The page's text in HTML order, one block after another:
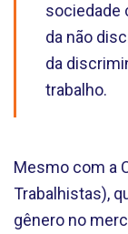
sociedade
da não
da
trabalho.
Mesmo com a
Trabalhistas),
gênero no